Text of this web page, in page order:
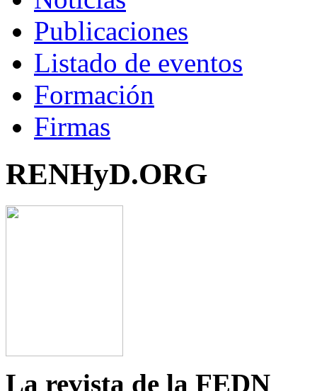
Publicaciones
Listado de eventos
Formación
Firmas
RENHyD.ORG
La revista de la FEDN